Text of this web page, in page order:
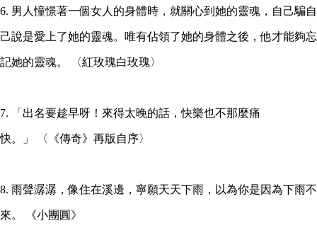
6. 男人憧憬著一個女人的身體時，就關心到她的靈魂，自己騙自
己說是愛上了她的靈魂。唯有佔領了她的身體之後，他才能夠忘
記她的靈魂。 〈紅玫瑰白玫瑰〉
7. 「出名要趁早呀！來得太晚的話，快樂也不那麼痛
快。」 〈《傳奇》再版自序〉
8. 雨聲潺潺，像住在溪邊，寧願天天下雨，以為你是因為下雨不
來。 《小團圓》